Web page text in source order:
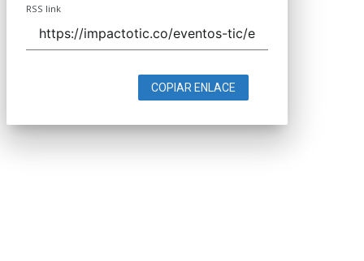
RSS link
COPIAR ENLACE